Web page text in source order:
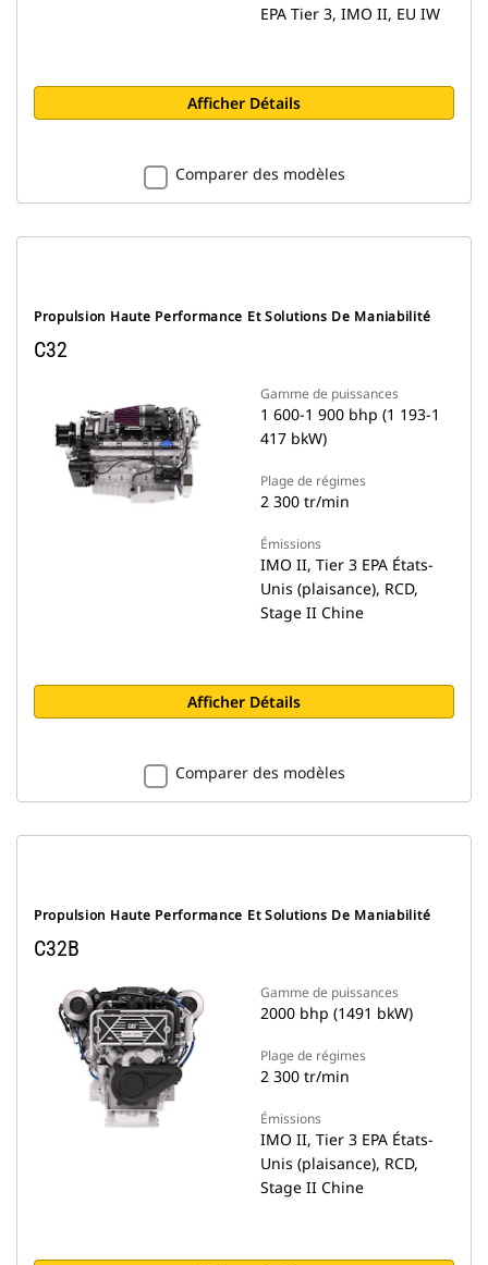
EPA Tier 3, IMO II, EU IW
Afficher Détails
Comparer des modèles
Propulsion Haute Performance Et Solutions De Maniabilité
C32
Gamme de puissances
1 600-1 900 bhp (1 193-1
417 bkW)
Plage de régimes
2 300 tr/min
Émissions
IMO II, Tier 3 EPA États-
Unis (plaisance), RCD,
Stage II Chine
Afficher Détails
Comparer des modèles
Propulsion Haute Performance Et Solutions De Maniabilité
C32B
Gamme de puissances
2000 bhp (1491 bkW)
Plage de régimes
2 300 tr/min
Émissions
IMO II, Tier 3 EPA États-
Unis (plaisance), RCD,
Stage II Chine